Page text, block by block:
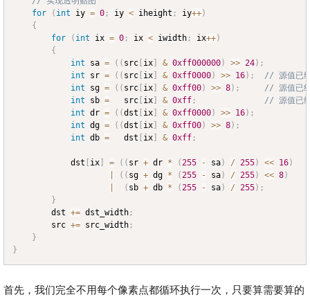
for
( int iy = 0 ; iy < iheight ; iy++)
{
for
( int ix = 0 ; ix < iwidth ; ix++)
{
int sa = ( ( src ix & 0xff000000) >> 24) ;
int sr = ( ( src ix & 0xff0000) >> 16) ;
// 源值已
int sg = ( ( src ix & 0xff00) >> 8) ;
// 源值已
int sb =
   src
ix & 0xff ;
// 源值已
int dr = ( (dst ix & 0xff0000) >> 16) ;
int dg = ( (dst ix & 0xff00) >> 8) ;
int db =
   dst
ix & 0xff ;
			dst
ix = ( ( sr + dr * (255 - sa) / 255) << 16)
( ( sg + dg * (255 - sa) / 255) << 8)
( sb + db * (255 - sa) / 255) ;
}
		dst
+= dst_width ;
		src
+= src_width ;
}
}
首先，我们完全不用每个像素点都循环执行一次，只要算需要算的